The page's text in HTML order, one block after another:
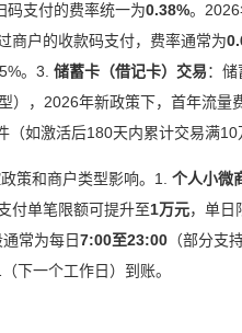
码支付的费率统一为0.38%。
商户的收款码支付，费率通常为
。3. 储蓄卡（借记卡）交易：
），2026年新政策下，首年流量
如激活后180天内累计交易满10
策和商户类型影响。1. 个人小微
付单笔限额可提升至1万元，单日
常为每日7:00至23:00 （部分支
下一个工作日）到账。